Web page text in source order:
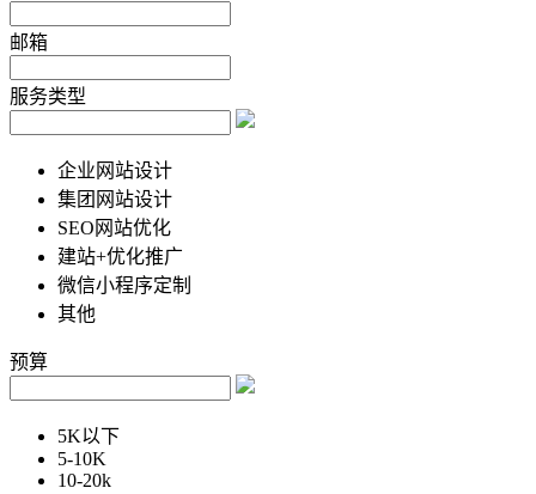
邮箱
服务类型
企业网站设计
集团网站设计
SEO网站优化
建站+优化推广
微信小程序定制
其他
预算
5K以下
5-10K
10-20k